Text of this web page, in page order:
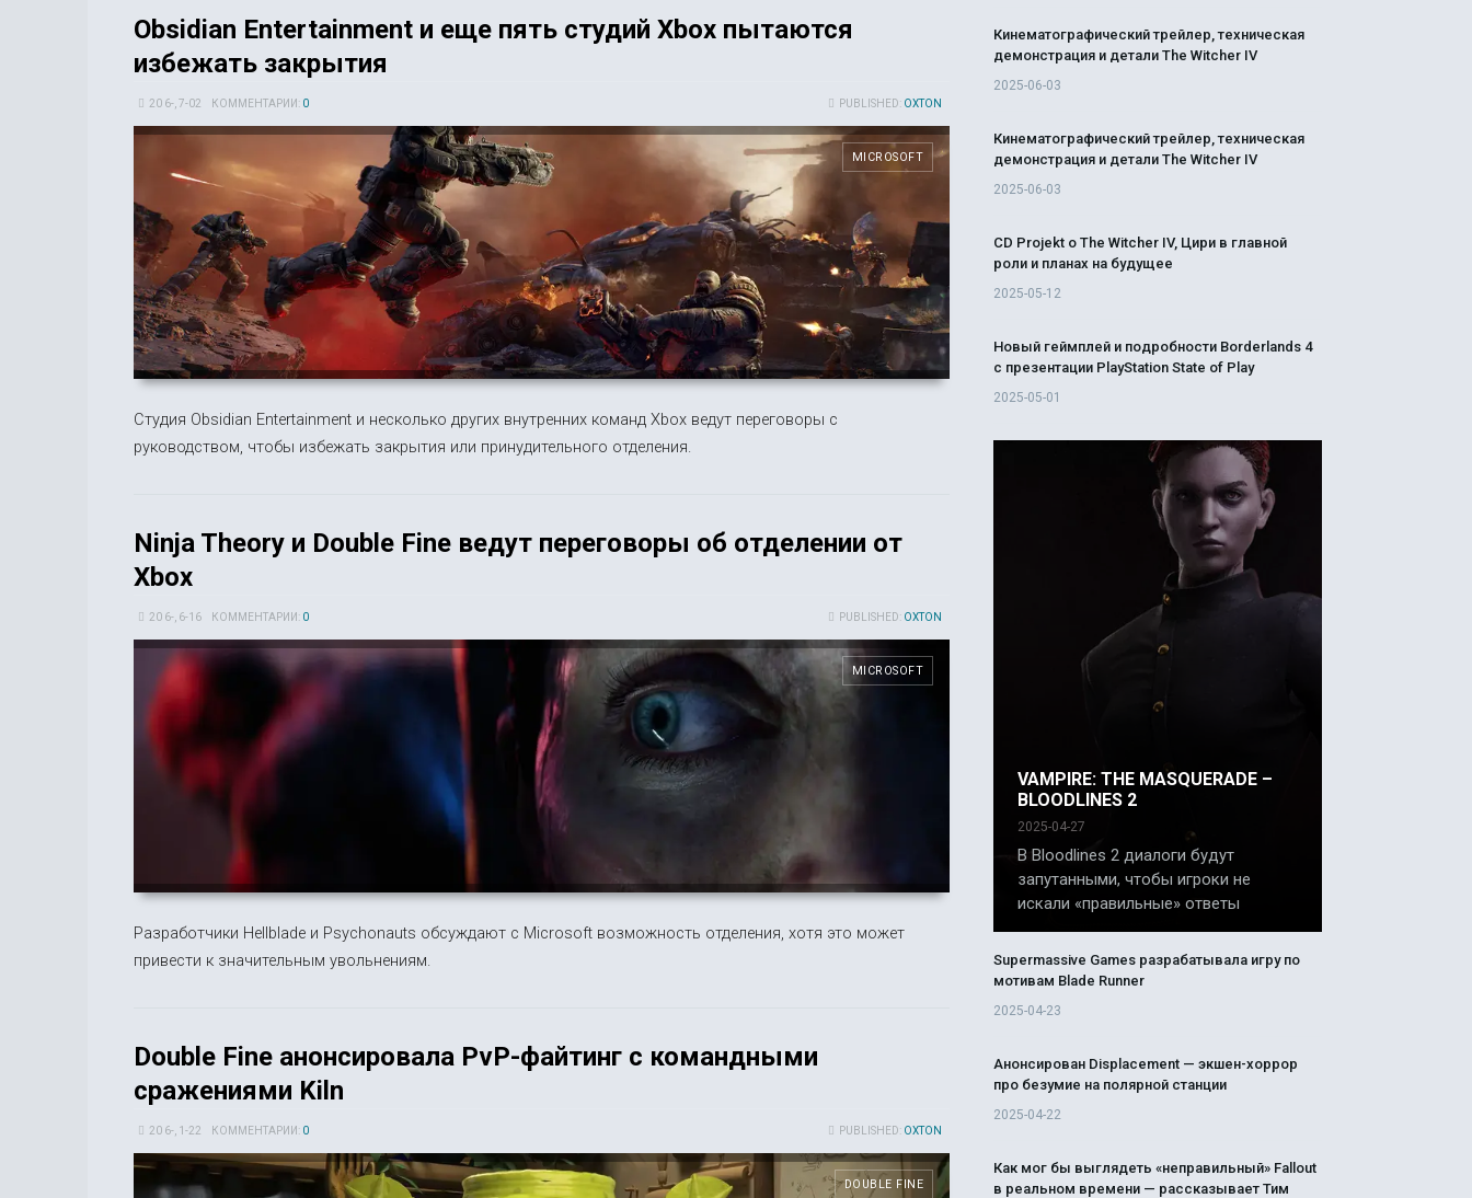
Obsidian Entertainment и еще пять студий Xbox пытаются
избежать закрытия
PUBLISHED: OXTON
20 6-, 7-02 КОММЕНТАРИИ: 0
MICROSOFT
Студия Obsidian Entertainment и несколько других внутренних команд Xbox ведут переговоры с
руководством, чтобы избежать закрытия или принудительного отделения.
Ninja Theory и Double Fine ведут переговоры об отделении от
Xbox
PUBLISHED: OXTON
20 6-, 6-16 КОММЕНТАРИИ: 0
MICROSOFT
Разработчики Hellblade и Psychonauts обсуждают с Microsoft возможность отделения, хотя это может
привести к значительным увольнениям.
Double Fine анонсировала PvP-файтинг с командными
сражениями Kiln
PUBLISHED: OXTON
20 6-, 1-22 КОММЕНТАРИИ: 0
DOUBLE FINE
Кинематографический трейлер, техническая
демонстрация и детали The Witcher IV
2025-06-03
Кинематографический трейлер, техническая
демонстрация и детали The Witcher IV
2025-06-03
CD Projekt о The Witcher IV, Цири в главной
роли и планах на будущее
2025-05-12
Новый геймплей и подробности Borderlands 4
с презентации PlayStation State of Play
2025-05-01
VAMPIRE: THE MASQUERADE –
BLOODLINES 2
2025-04-27
В Bloodlines 2 диалоги будут
запутанными, чтобы игроки не
искали «правильные» ответы
Supermassive Games разрабатывала игру по
мотивам Blade Runner
2025-04-23
Анонсирован Displacement — экшен-хоррор
про безумие на полярной станции
2025-04-22
Как мог бы выглядеть «неправильный» Fallout
в реальном времени — рассказывает Тим